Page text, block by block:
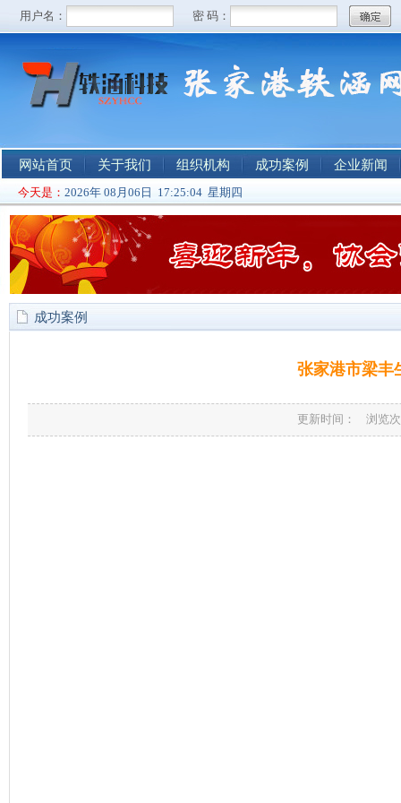
网站首页 关于我们 组织机构 成功案例 企业新闻
今天是： 2026年 08月06日 17:25:04 星期四
成功案例
张家港市梁丰
更新时间： 浏览